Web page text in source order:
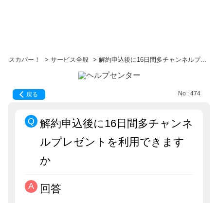
スカパー！ > サービス全般 > 解約申込後に16日間多チャンネルプ...
戻る No : 474
解約申込後に16日間多チャンネ
ルプレゼントを利用できます
か
回答